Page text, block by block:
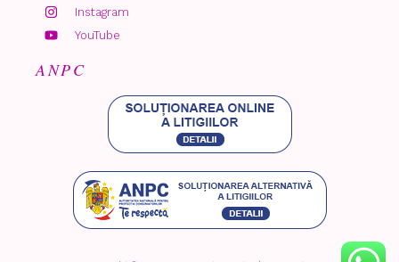
Instagram
YouTube
ANPC